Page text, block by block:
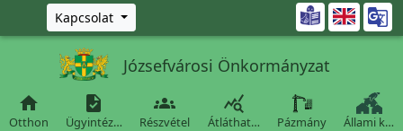
Ugrás a fő tartalomra
Kapcsolat 
Józsefvárosi Önkormányzat

Otthon

Ügyintéz…

Részvétel

Átláthat… Pázmány Állami k…